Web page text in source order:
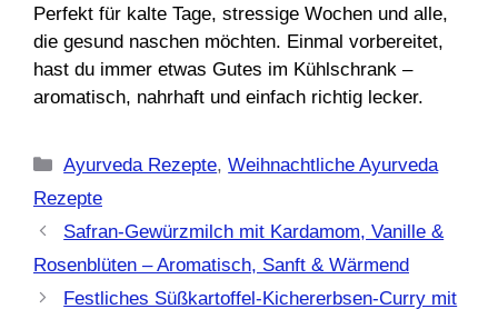
Perfekt für kalte Tage, stressige Wochen und alle,
die gesund naschen möchten. Einmal vorbereitet,
hast du immer etwas Gutes im Kühlschrank –
aromatisch, nahrhaft und einfach richtig lecker.
Kategorien
Ayurveda Rezepte,Weihnachtliche Ayurveda
Rezepte
Safran-Gewürzmilch mit Kardamom, Vanille &
Rosenblüten – Aromatisch, Sanft & Wärmend
Festliches Süßkartoffel-Kichererbsen-Curry mit